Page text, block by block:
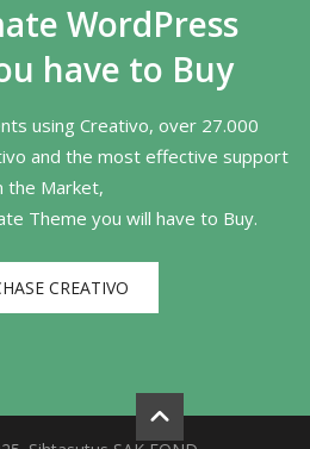
WordPress
have to Buy
using Creativo, over 27.000
and the most effective support
the Market,
Theme you will have to Buy.
CREATIVO